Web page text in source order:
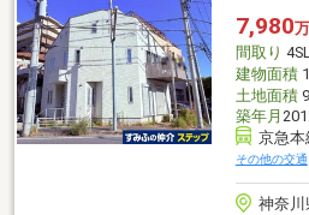
すいいちばん分かりやすいいちばんワ
ークへCENTURY21アイ建設
7,980
間取り
建物面積
土地面積
築年月
京急本
その他の交通
神奈川